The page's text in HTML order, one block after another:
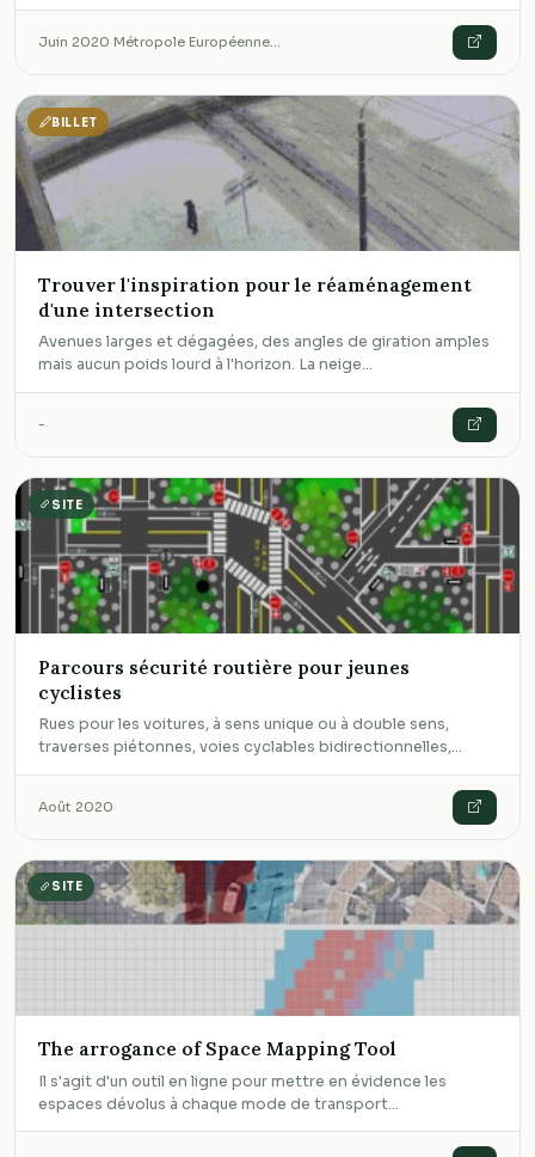
Juin 2020·Métropole Européenne…
BILLET
Trouver l'inspiration pour le réaménagement
d'une intersection
Avenues larges et dégagées, des angles de giration amples
mais aucun poids lourd à l'horizon. La neige…
-·
SITE
Parcours sécurité routière pour jeunes
cyclistes
Rues pour les voitures, à sens unique ou à double sens,
traverses piétonnes, voies cyclables bidirectionnelles,…
Août 2020·
SITE
The arrogance of Space Mapping Tool
Il s'agit d'un outil en ligne pour mettre en évidence les
espaces dévolus à chaque mode de transport…